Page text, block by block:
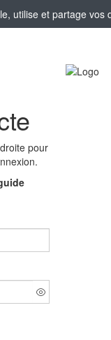
utilise et partage vos
pour